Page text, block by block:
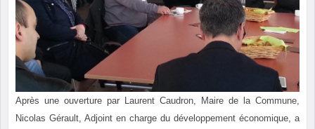
Après une ouverture par Laurent Caudron, Maire de la Commune,
Nicolas Gérault, Adjoint en charge du développement économique, a